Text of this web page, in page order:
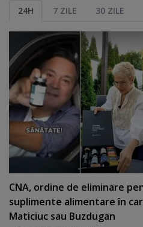
24H 7 ZILE 30 ZILE
CNA, ordine de eliminare
suplimente alimentare în
Maticiuc sau Buzdugan